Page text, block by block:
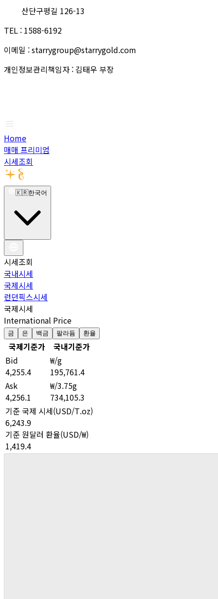
산단구평길 126-13
TEL : 1588-6192
이메일 :starrygroup@starrygold.com
개인정보관리책임자 :김태우 부장
Home
매매 프리미엄
시세조회
🇰🇷한국어
시세조회
국내시세
국제시세
런던픽스시세
국제시세
International Price
금 은 백금 팔라듐 환율
국제기준가
국내기준가
Bid
4,255.4
₩/g
195,761.4
Ask
4,256.1
₩/3.75g
734,105.3
기준 국제 시세(USD/T.oz)
6,243.9
기준 원달러 환율(USD/₩)
1,419.4